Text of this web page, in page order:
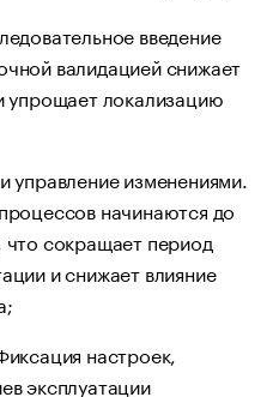
введение
валидацией снижает
упрощает локализацию
управление изменениями.
начинаются до
сокращает период
и снижает влияние
настроек,
эксплуатации